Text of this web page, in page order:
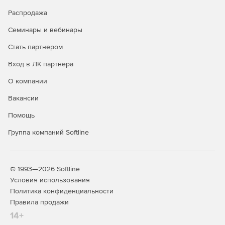
Распродажа
Семинары и вебинары
Стать партнером
Вход в ЛК партнера
О компании
Вакансии
Помощь
Группа компаний Softline
© 1993—2026 Softline
Условия использования
Политика конфиденциальности
Правила продажи
14+